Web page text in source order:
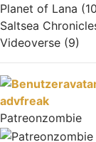
Planet of Lana
Saltsea
Videoverse (9)
advfreak
Patreonzombie